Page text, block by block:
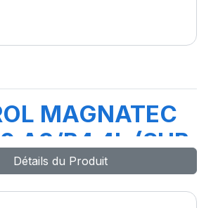
MAGNATEC
A3/B4 4L (SUB
A3)
Détails du Produit